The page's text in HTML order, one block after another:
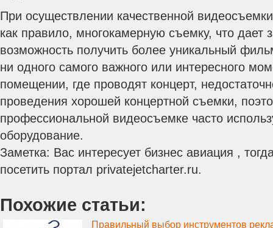
При осуществлении качественной
как правило, многокамерную съемку, что дает
возможность получить более уникальный
ни одного самого важного или интересного
помещении, где проводят концерт,
проведения хорошей концертной съемки,
профессиональной видеосъемке часто
оборудование.
Заметка: Вас интересует бизнес авиация ,
посетить портал privatejetcharter.ru.
Похожие статьи:
Правильный выбор инструментов